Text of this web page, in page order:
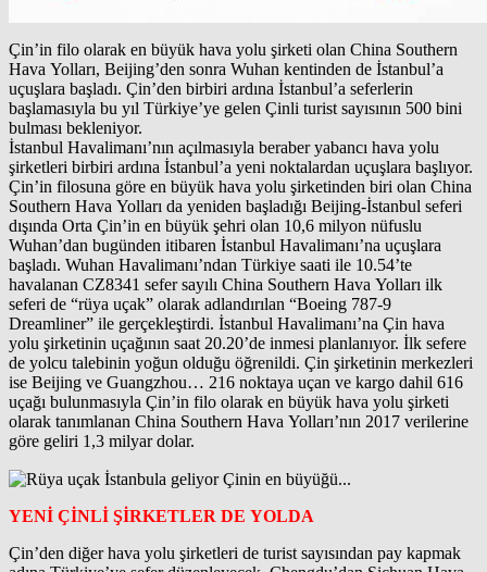
Çin’in filo olarak en büyük hava yolu şirketi olan China Southern
Hava Yolları, Beijing’den sonra Wuhan kentinden de İstanbul’a
uçuşlara başladı. Çin’den birbiri ardına İstanbul’a seferlerin
başlamasıyla bu yıl Türkiye’ye gelen Çinli turist sayısının 500 bini
bulması bekleniyor.
İstanbul Havalimanı’nın açılmasıyla beraber yabancı hava yolu
şirketleri birbiri ardına İstanbul’a yeni noktalardan uçuşlara başlıyor.
Çin’in filosuna göre en büyük hava yolu şirketinden biri olan China
Southern Hava Yolları da yeniden başladığı Beijing-İstanbul seferi
dışında Orta Çin’in en büyük şehri olan 10,6 milyon nüfuslu
Wuhan’dan bugünden itibaren İstanbul Havalimanı’na uçuşlara
başladı. Wuhan Havalimanı’ndan Türkiye saati ile 10.54’te
havalanan CZ8341 sefer sayılı China Southern Hava Yolları ilk
seferi de “rüya uçak” olarak adlandırılan “Boeing 787-9
Dreamliner” ile gerçekleştirdi. İstanbul Havalimanı’na Çin hava
yolu şirketinin uçağının saat 20.20’de inmesi planlanıyor. İlk sefere
de yolcu talebinin yoğun olduğu öğrenildi. Çin şirketinin merkezleri
ise Beijing ve Guangzhou… 216 noktaya uçan ve kargo dahil 616
uçağı bulunmasıyla Çin’in filo olarak en büyük hava yolu şirketi
olarak tanımlanan China Southern Hava Yolları’nın 2017 verilerine
göre geliri 1,3 milyar dolar.
YENİ ÇİNLİ ŞİRKETLER DE YOLDA
Çin’den diğer hava yolu şirketleri de turist sayısından pay kapmak